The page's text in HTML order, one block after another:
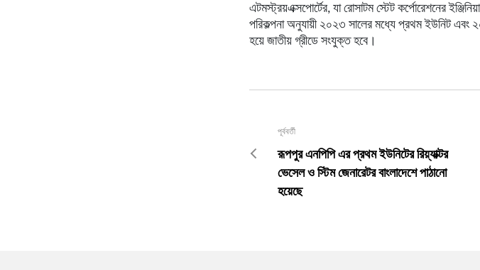
এটমস্ট্রয়এক্সপোর্টের, যা রোসাটম স্টেট কর্পোরেশনের
পরিকল্পনা অনুযায়ী ২০২৩ সালের মধ্যে প্রথম ইউনিট এবং
হয়ে জাতীয় গ্রীডে সংযুক্ত হবে।
পূর্ববর্তী
রূপপুর এনপিপি এর প্রথম ইউনিটের রিয়্যাক্টর
ভেসেল ও স্টিম জেনারেটর বাংলাদেশে পাঠানো
হয়েছে